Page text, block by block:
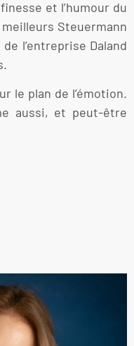
et l’humour du
Steuermann
l’entreprise Daland
le plan de l’émotion.
aussi, et peut-être